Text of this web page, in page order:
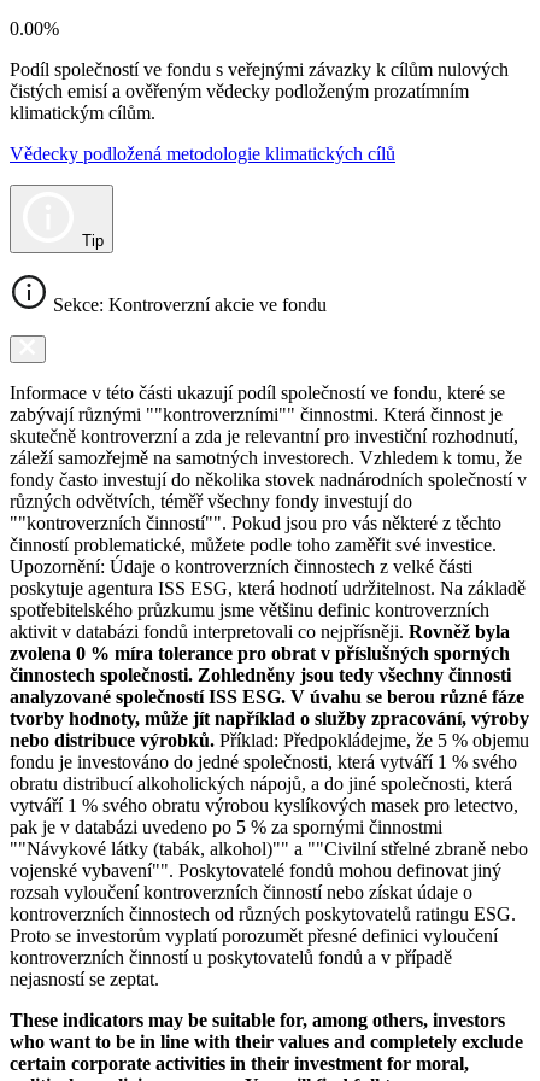
0.00%
Podíl společností ve fondu s veřejnými závazky k cílům nulových
čistých emisí a ověřeným vědecky podloženým prozatímním
klimatickým cílům.
Vědecky podložená metodologie klimatických cílů
Tip
Sekce: Kontroverzní akcie ve fondu
Informace v této části ukazují podíl společností ve fondu, které se
zabývají různými ""kontroverzními"" činnostmi. Která činnost je
skutečně kontroverzní a zda je relevantní pro investiční rozhodnutí,
záleží samozřejmě na samotných investorech. Vzhledem k tomu, že
fondy často investují do několika stovek nadnárodních společností v
různých odvětvích, téměř všechny fondy investují do
""kontroverzních činností"". Pokud jsou pro vás některé z těchto
činností problematické, můžete podle toho zaměřit své investice.
Upozornění: Údaje o kontroverzních činnostech z velké části
poskytuje agentura ISS ESG, která hodnotí udržitelnost. Na základě
spotřebitelského průzkumu jsme většinu definic kontroverzních
aktivit v databázi fondů interpretovali co nejpřísněji. Rovněž byla
zvolena 0 % míra tolerance pro obrat v příslušných sporných
činnostech společnosti. Zohledněny jsou tedy všechny činnosti
analyzované společností ISS ESG. V úvahu se berou různé fáze
tvorby hodnoty, může jít například o služby zpracování, výroby
nebo distribuce výrobků. Příklad: Předpokládejme, že 5 % objemu
fondu je investováno do jedné společnosti, která vytváří 1 % svého
obratu distribucí alkoholických nápojů, a do jiné společnosti, která
vytváří 1 % svého obratu výrobou kyslíkových masek pro letectvo,
pak je v databázi uvedeno po 5 % za spornými činnostmi
""Návykové látky (tabák, alkohol)"" a ""Civilní střelné zbraně nebo
vojenské vybavení"". Poskytovatelé fondů mohou definovat jiný
rozsah vyloučení kontroverzních činností nebo získat údaje o
kontroverzních činnostech od různých poskytovatelů ratingu ESG.
Proto se investorům vyplatí porozumět přesné definici vyloučení
kontroverzních činností u poskytovatelů fondů a v případě
nejasností se zeptat.
These indicators may be suitable for, among others, investors
who want to be in line with their values and completely exclude
certain corporate activities in their investment for moral,